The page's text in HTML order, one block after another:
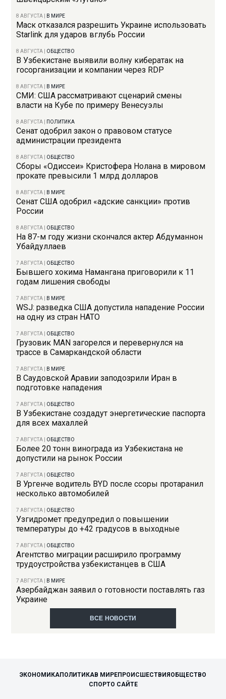
8 АВГУСТА В МИРЕ
Маск отказался разрешить Украине использовать
Starlink для ударов вглубь России
8 АВГУСТА ОБЩЕСТВО
В Узбекистане выявили волну кибератак на
госорганизации и компании через RDP
8 АВГУСТА В МИРЕ
СМИ: США рассматривают сценарий смены
власти на Кубе по примеру Венесуэлы
8 АВГУСТА ПОЛИТИКА
Сенат одобрил закон о правовом статусе
администрации президента
8 АВГУСТА ОБЩЕСТВО
Сборы «Одиссеи» Кристофера Нолана в мировом
прокате превысили 1 млрд долларов
8 АВГУСТА В МИРЕ
Сенат США одобрил «адские санкции» против
России
8 АВГУСТА ОБЩЕСТВО
На 87-м году жизни скончался актер Абдуманнон
Убайдуллаев
7 АВГУСТА ОБЩЕСТВО
Бывшего хокима Намангана приговорили к 11
годам лишения свободы
7 АВГУСТА В МИРЕ
WSJ: разведка США допустила нападение России
на одну из стран НАТО
7 АВГУСТА ОБЩЕСТВО
Грузовик MAN загорелся и перевернулся на
трассе в Самаркандской области
7 АВГУСТА В МИРЕ
В Саудовской Аравии заподозрили Иран в
подготовке нападения
7 АВГУСТА ОБЩЕСТВО
В Узбекистане создадут энергетические паспорта
для всех махаллей
7 АВГУСТА ОБЩЕСТВО
Более 20 тонн винограда из Узбекистана не
допустили на рынок России
7 АВГУСТА ОБЩЕСТВО
В Ургенче водитель BYD после ссоры протаранил
несколько автомобилей
7 АВГУСТА ОБЩЕСТВО
Узгидромет предупредил о повышении
температуры до +42 градусов в выходные
7 АВГУСТА ОБЩЕСТВО
Агентство миграции расширило программу
трудоустройства узбекистанцев в США
7 АВГУСТА В МИРЕ
Азербайджан заявил о готовности поставлять газ
Украине
ВСЕ НОВОСТИ
ЭКОНОМИКАПОЛИТИКАВ МИРЕПРОИСШЕСТВИЯ ОБЩЕСТВО
СПОРТО САЙТЕ